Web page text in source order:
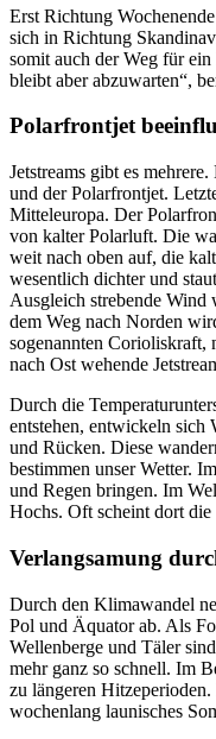
Erst Richtung
sich in Richtung
somit auch der Weg für
bleibt aber abzuwarten“,
Polarfrontjet
Jetstreams gibt es
und der Polarfrontjet.
Mitteleuropa. Der
von kalter Polarluft. Die
weit nach oben auf, die
wesentlich dichter und
Ausgleich strebende
dem Weg nach Norden
sogenannten Corioliskraft,
nach Ost wehende
Durch die
entstehen, entwickeln sich
und Rücken. Diese
bestimmen unser Wetter.
und Regen bringen. Im
Hochs. Oft scheint dort die
Verlangsamung
Durch den Klimawandel
Pol und Äquator ab. Als
Wellenberge und Täler
mehr ganz so schnell. Im
zu längeren
wochenlang launisches